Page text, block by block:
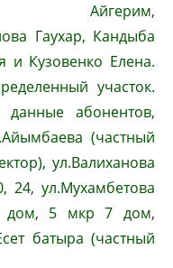
Айгерим,
Гаухар, Кандыба
и Кузовенко Елена.
участок.
абонентов,
(частный
ул.Валиханова
24, ул.Мухамбетова
5 мкр 7 дом,
батыра (частный